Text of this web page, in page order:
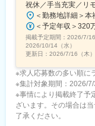
変更の範囲：会
祝休／手当充実／リ
掲載予定期間： 2026/7/16
2026/10/14（水）
更新日： 2026/7/16（木）
※求人応募数の多い順に
※集計対象期間：2026/7/
※事情により掲載終了予
ざいます。その場合は
了承ください。